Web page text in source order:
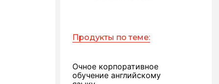
Продукты по теме:
Очное корпоративное
обучение английскому